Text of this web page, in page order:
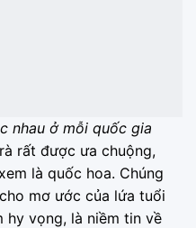
nhau ở mỗi quốc gia
rất được ưa chuộng,
là quốc hoa. Chúng
mơ ước của lứa tuổi
hy vọng, là niềm tin về